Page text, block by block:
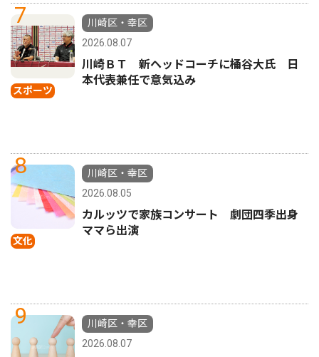
7
スポーツ
川崎区・幸区
2026.08.07
川崎ＢＴ 新ヘッドコーチに桶谷大氏 日
本代表兼任で意気込み
8
文化
川崎区・幸区
2026.08.05
カルッツで家族コンサート 劇団四季出身
ママら出演
9
川崎区・幸区
2026.08.07